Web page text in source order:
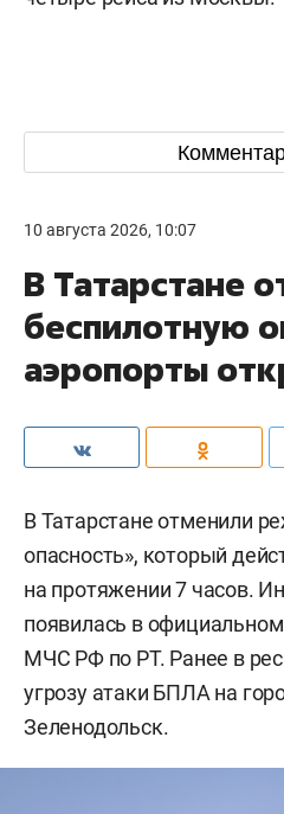
10 августа 2026, 10:07
В Татарстане
беспилотную
аэропорты
В Татарстане отменили
опасность», который
на протяжении 7 часов.
появилась в
МЧС РФ по РТ. Ранее в
угрозу атаки БПЛА на
Зеленодольск.